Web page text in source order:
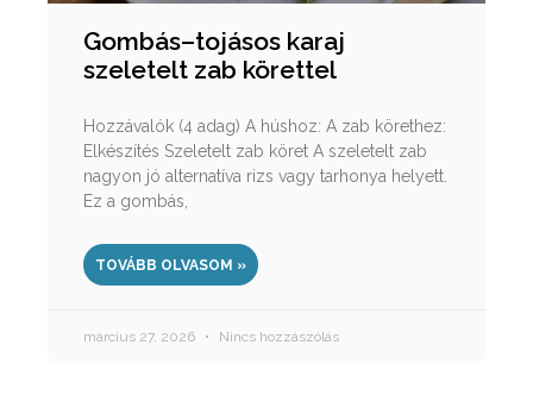
Gombás–tojásos karaj
szeletelt zab körettel
Hozzávalók (4 adag) A húshoz: A zab körethez:
Elkészítés Szeletelt zab köret A szeletelt zab
nagyon jó alternatíva rizs vagy tarhonya helyett.
Ez a gombás,
TOVÁBB OLVASOM »
március 27, 2026 Nincs hozzászólás